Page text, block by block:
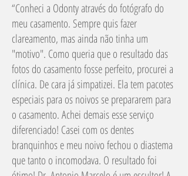
“Conheci a Odonty através do fotógrafo do
meu casamento. Sempre quis fazer
clareamento, mas ainda não tinha um
"motivo". Como queria que o resultado das
fotos do casamento fosse perfeito, procurei a
clínica. De cara já simpatizei. Ela tem pacotes
especiais para os noivos se prepararem para
o casamento. Achei demais esse serviço
diferenciado! Casei com os dentes
branquinhos e meu noivo fechou o diastema
que tanto o incomodava. O resultado foi